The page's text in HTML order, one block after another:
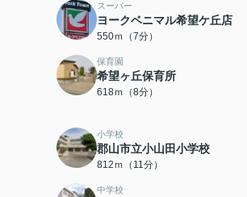
スーパー
ヨークベニマル希望ケ丘店
550ｍ（7分）
保育園
希望ヶ丘保育所
618ｍ（8分）
小学校
郡山市立小山田小学校
812ｍ（11分）
中学校